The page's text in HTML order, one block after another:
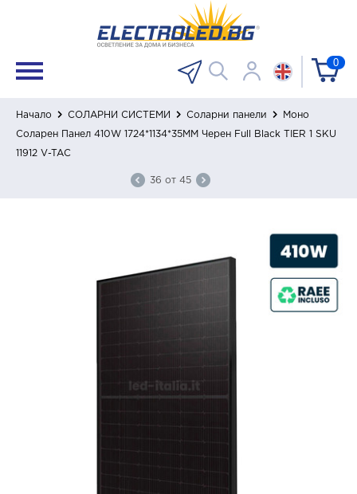
0
Начало СОЛАРНИ СИСТЕМИ Соларни панели Моно
Соларен Панел 410W 1724*1134*35MM Черен Full Black TIER 1 SKU
11912 V-TAC
36 от 45